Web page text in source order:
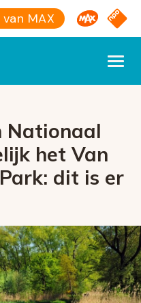
MAX Omroep
NPO
Nationaal
het Van
dit is er